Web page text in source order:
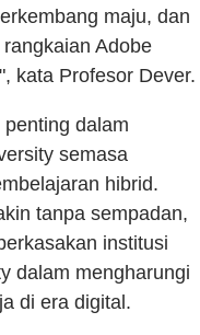
maju, dan
Adobe
kata Profesor Dever.
dalam
semasa
hibrid.
tanpa sempadan,
institusi
dalam mengharungi
di era digital.